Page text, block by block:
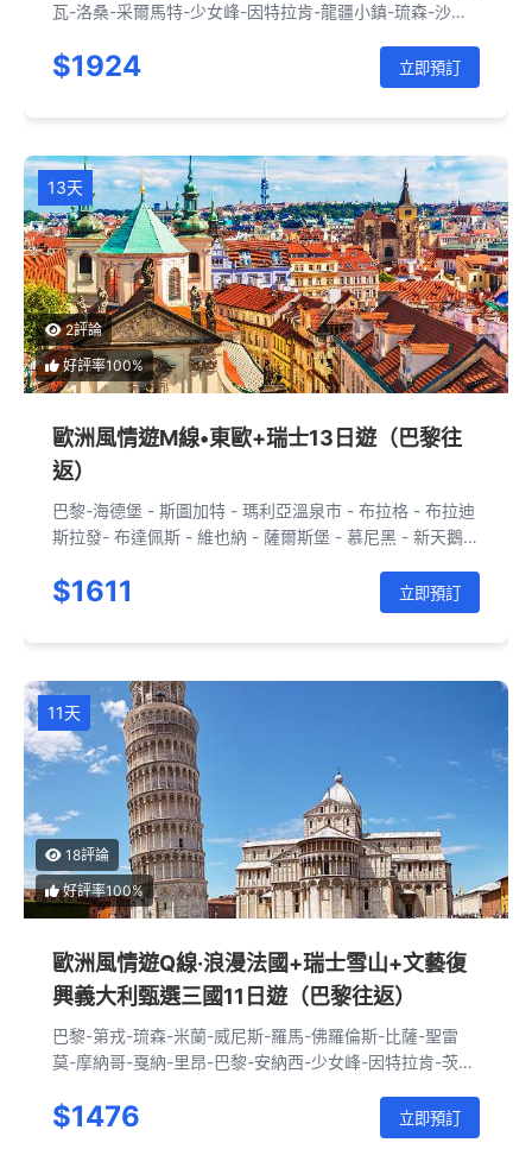
瓦-洛桑-采爾馬特-少女峰-因特拉肯-龍疆小鎮-琉森-沙夫
天鵝堡-南部小鎮-國王湖-慕尼黑-羅騰堡-紐倫堡-柏林-呂
$1924 立即預訂
13天
2評論
好評率100%
歐洲風情遊M線•東歐+瑞士13日遊（巴黎往
返）
巴黎-海德堡 - 斯圖加特 - 瑪利亞溫泉市 - 布拉格 - 布拉迪
斯拉發- 布達佩斯 - 維也納 - 薩爾斯堡 - 慕尼黑 - 新天鵝堡
施皮茨-蒙特勒-洛桑-阿訥馬斯-霞慕尼-巴黎
$1611 立即預訂
11天
18評論
好評率100%
歐洲風情遊Q線·浪漫法國+瑞士雪山+文藝復
興義大利甄選三國11日遊（巴黎往返）
巴黎-第戎-琉森-米蘭-威尼斯-羅馬-佛羅倫斯-比薩-聖雷
莫-摩納哥-戛納-里昂-巴黎-安納西-少女峰-因特拉肯-茨魏
$1476 立即預訂